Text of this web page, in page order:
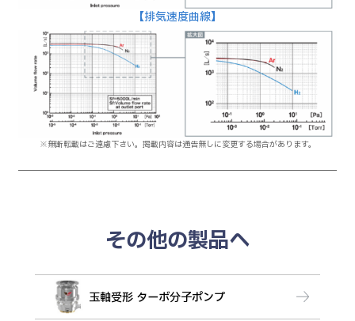
【排気速度曲線】
※無断転載はご遠慮下さい。掲載内容は通告無しに変更する場合があります。
その他の製品へ
玉軸受形 ターボ分子ポンプ